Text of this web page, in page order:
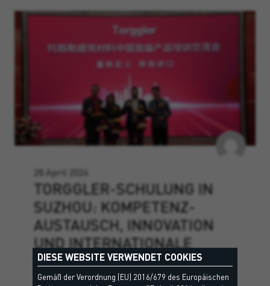
28 April 2026
TORGGLER-SCHULUNG IN
SUZHOU: KOMPETENZ­
AUSTAUSCH, INNOVATION
UND INTERNATIONALE
PARTNERSCHAFTEN
DIESE WEBSITE VERWENDET COOKIES
Gemäß der Verordnung (EU) 2016/679 des Europäischen